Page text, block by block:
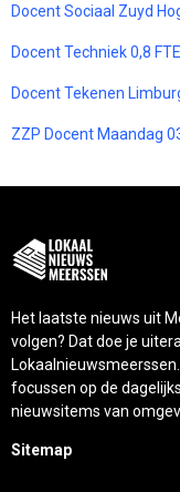
Docent Sociaal Zuyd
Docent Techniek 0,8
Docent Tekenen
ZZP Docent Maandag
Het laatste nieuws uit
volgen? Dat doe je
focussen op de
nieuwsitems van
Sitemap